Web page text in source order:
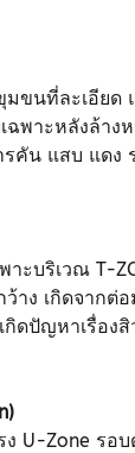
ขนที่ละเอียด
ฉพาะหลังล้าง
คัน แสบ แดง
ะบริเวณ T-
าง เกิดจากต่
ดปัญหาเรื่องสิ
U-Zone รอบ